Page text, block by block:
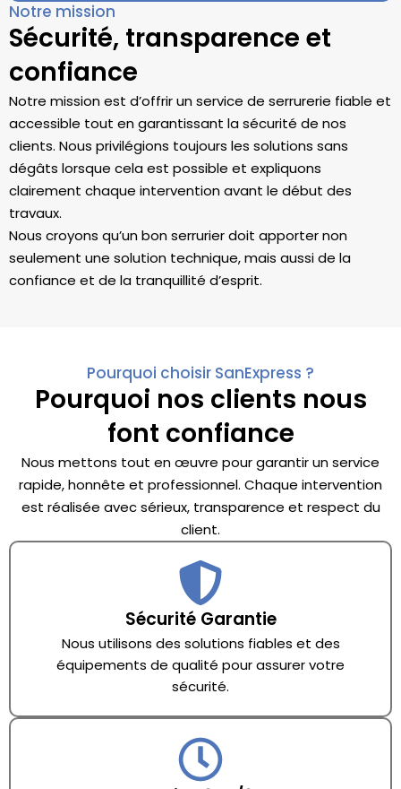
Notre mission
Sécurité, transparence et
confiance
Notre mission est d’offrir un service de serrurerie fiable et
accessible tout en garantissant la sécurité de nos
clients. Nous privilégions toujours les solutions sans
dégâts lorsque cela est possible et expliquons
clairement chaque intervention avant le début des
travaux.
Nous croyons qu’un bon serrurier doit apporter non
seulement une solution technique, mais aussi de la
confiance et de la tranquillité d’esprit.
Pourquoi choisir SanExpress ?
Pourquoi nos clients nous
font confiance
Nous mettons tout en œuvre pour garantir un service
rapide, honnête et professionnel. Chaque intervention
est réalisée avec sérieux, transparence et respect du
client.
Sécurité Garantie
Nous utilisons des solutions fiables et des
équipements de qualité pour assurer votre
sécurité.